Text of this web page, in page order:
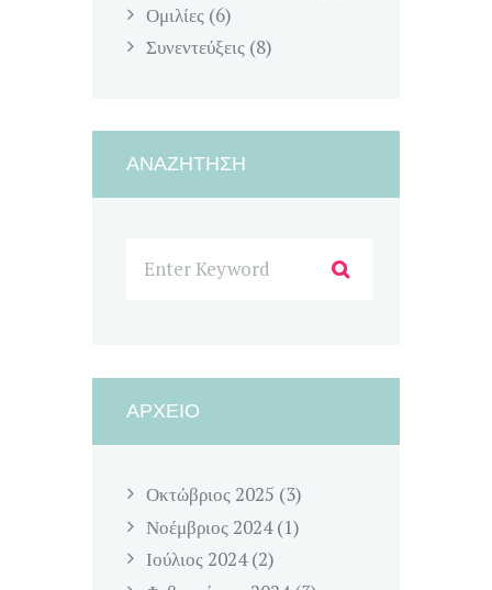
Ομιλίες (6)
Συνεντεύξεις (8)
ΑΝΑΖΉΤΗΣΗ
ΑΡΧΕΊΟ
Οκτώβριος 2025 (3)
Νοέμβριος 2024(1)
Ιούλιος 2024(2)